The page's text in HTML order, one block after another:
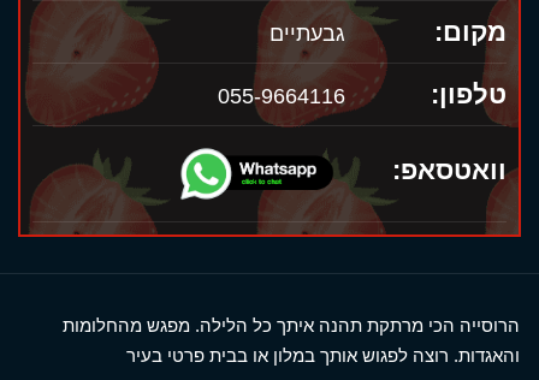
מקום: גבעתיים
טלפון: 055-9664116
וואטסאפ:
הרוסייה הכי מרתקת תהנה איתך כל הלילה. מפגש מהחלומות
והאגדות. רוצה לפגוש אותך במלון או בבית פרטי בעיר